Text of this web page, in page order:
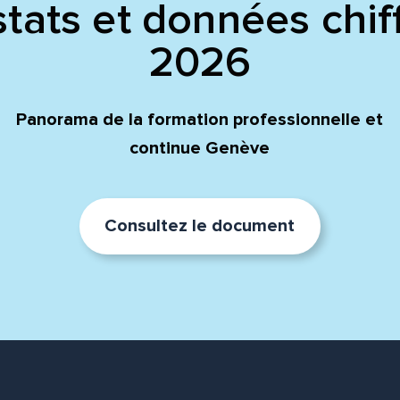
et données
2026
Panorama de la formation professionnelle et
continue Genève
Consultez le document